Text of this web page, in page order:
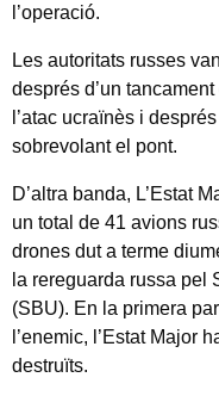
l’operació.
Les autoritats russes
després d’un
l’atac ucraïnès i
sobrevolant el pont.
D’altra banda, L’Estat
un total de 41 avions
drones dut a terme
la rereguarda russa pel
(SBU). En la primera
l’enemic, l’Estat Major
destruïts.